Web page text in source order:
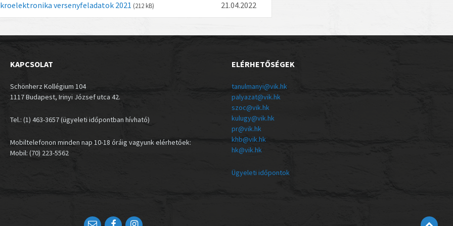
versenyfeladatok 2021 (212 kB) 21.04.2022
KAPCSOLAT
Schönherz Kollégium 104
1117 Budapest, Irinyi József utca 42.
Tel.: (1) 463-3657 (ügyeleti időpontban hívható)
Mobiltelefonon minden nap 10-18 óráig vagyunk elérhetőek:
Mobil: (70) 223-5562
ELÉRHETŐSÉGEK
tanulmanyi@vik.hk
palyazat@vik.hk
szoc@vik.hk
kulugy@vik.hk
pr@vik.hk
khb@vik.hk
hk@vik.hk
Ügyeleti időpontok